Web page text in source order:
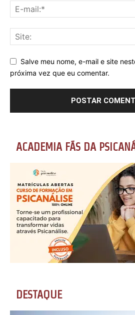
Salve meu nome, e-mail e site
próxima vez que eu comentar.
ACADEMIA FÃS DA
DESTAQUE